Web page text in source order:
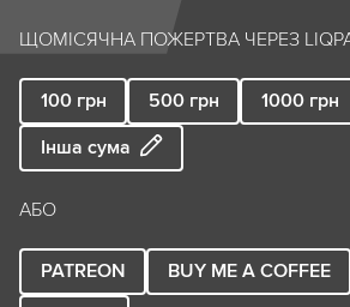
ЩОМІСЯЧНА ПОЖЕРТВА ЧЕРЕЗ
100 грн 500 грн 1000 грн
Інша сума
АБО
PATREON BUY ME A COFFEE